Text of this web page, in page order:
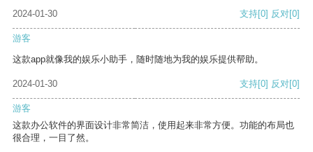
2024-01-30 支持[0] 反对[0]
游客
这款app就像我的娱乐小助手，随时随地为我的娱乐提供帮助。
2024-01-30 支持[0] 反对[0]
游客
这款办公软件的界面设计非常简洁，使用起来非常方便。功能的布局也
很合理，一目了然。